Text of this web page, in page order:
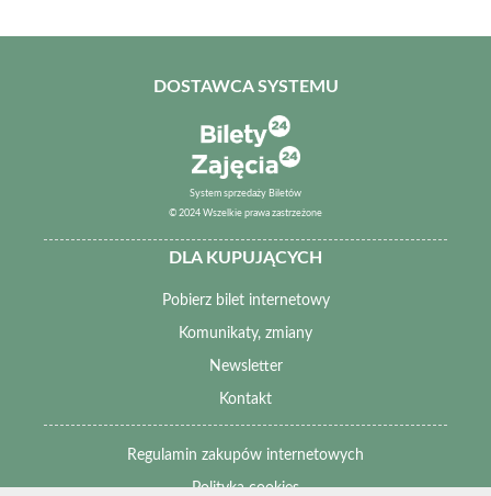
DOSTAWCA SYSTEMU
System sprzedaży Biletów
© 2024 Wszelkie prawa zastrzeżone
DLA KUPUJĄCYCH
Pobierz bilet internetowy
Komunikaty, zmiany
Newsletter
Kontakt
Regulamin zakupów internetowych
Polityka cookies